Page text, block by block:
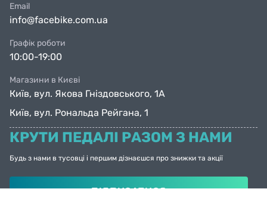
Email
info@facebike.com.ua
Графік роботи
10:00-19:00
Магазини в Києві
Київ, вул. Якова Гніздовського, 1А
Київ, вул. Рональда Рейгана, 1
КРУТИ ПЕДАЛІ РАЗОМ З НАМИ
Будь з нами в тусовці і першим дізнаєшся про знижки та акції
ПІДПИСАТИСЯ